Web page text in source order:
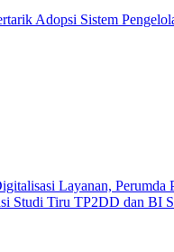
Adopsi Sistem
Layanan, Perumda
Studi Tiru TP2DD dan BI